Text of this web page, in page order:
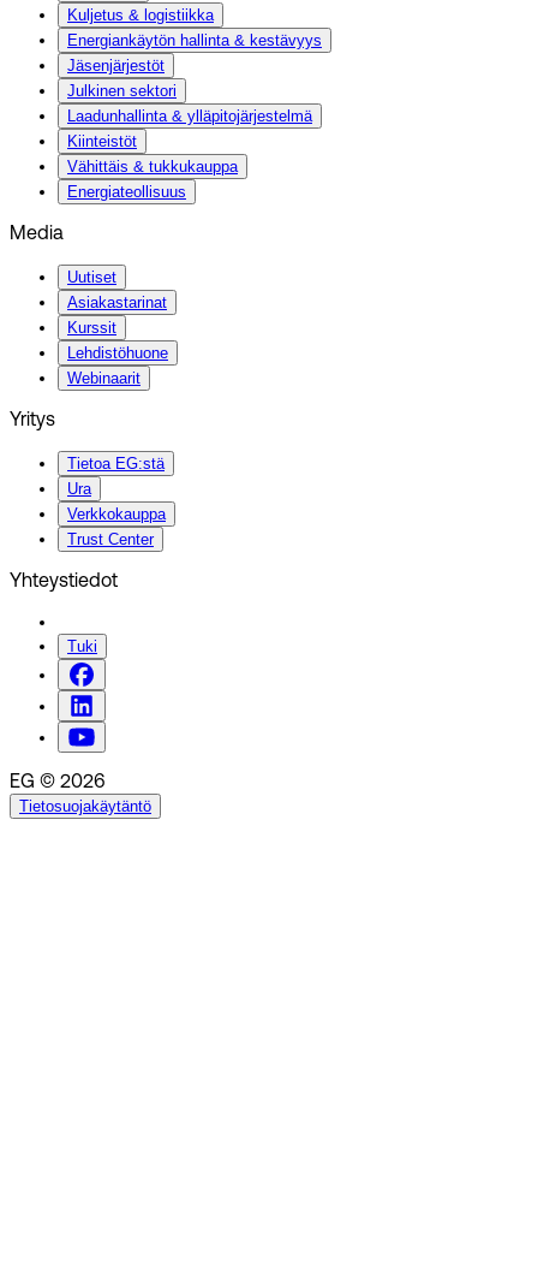
Kuljetus & logistiikka
Energiankäytön hallinta & kestävyys
Jäsenjärjestöt
Julkinen sektori
Laadunhallinta & ylläpitojärjestelmä
Kiinteistöt
Vähittäis & tukkukauppa
Energiateollisuus
Media
Uutiset
Asiakastarinat
Kurssit
Lehdistöhuone
Webinaarit
Yritys
Tietoa EG:stä
Ura
Verkkokauppa
Trust Center
Yhteystiedot
Tuki
EG © 2026
Tietosuojakäytäntö